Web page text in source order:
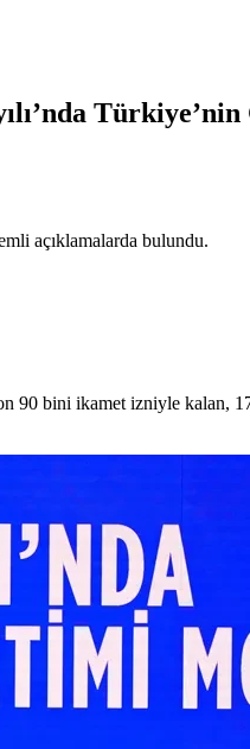
açıklamalarda bulundu.
bini ikamet izniyle kalan,